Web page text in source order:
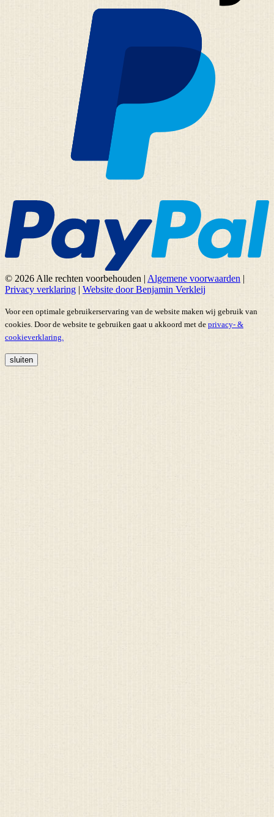
© 2026 Alle rechten voorbehouden | Algemene voorwaarden |
Privacy verklaring | Website door Benjamin Verkleij
Voor een optimale gebruikerservaring van de website maken wij gebruik van
cookies. Door de website te gebruiken gaat u akkoord met de privacy- &
cookieverklaring.
sluiten